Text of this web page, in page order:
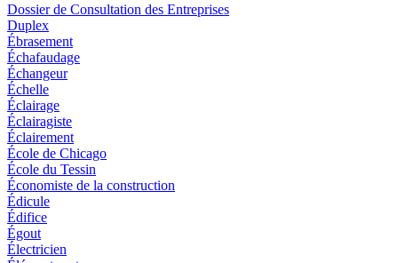
Dossier de Consultation des Entreprises
Duplex
Ébrasement
Échafaudage
Échangeur
Échelle
Éclairage
Éclairagiste
Éclairement
École de Chicago
École du Tessin
Économiste de la construction
Édicule
Édifice
Égout
Électricien